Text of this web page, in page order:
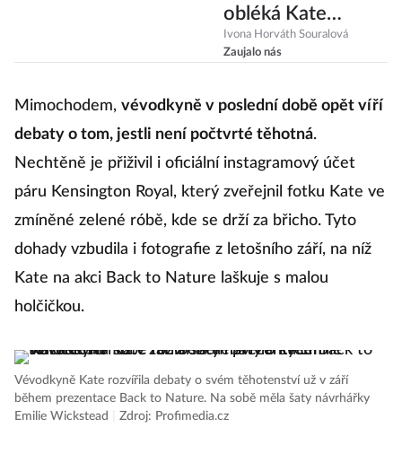
obléká Kate
(nejen) po porodu
Ivona Horváth Souralová
Zaujalo nás
Mimochodem, vévodkyně v poslední době opět víří
debaty o tom, jestli není počtvrté těhotná.
Nechtěně je přiživil i oficiální instagramový účet
páru Kensington Royal, který zveřejnil fotku Kate ve
zmíněné zelené róbě, kde se drží za břicho. Tyto
dohady vzbudila i fotografie z letošního září, na níž
Kate na akci Back to Nature laškuje s malou
holčičkou.
Vévodkyně Kate rozvířila debaty o svém těhotenství už v září
během prezentace Back to Nature. Na sobě měla šaty návrhářky
Emilie Wickstead
Zdroj: Profimedia.cz